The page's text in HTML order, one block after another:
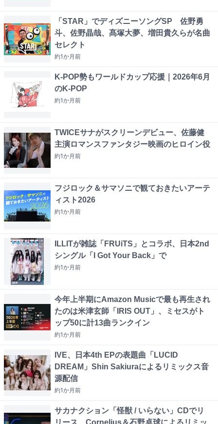
「STAR」でディズニーソングSP 佐野勇
斗、佐野晶哉、髙塚大夢、増田貴久らが名曲
セレクト
約1か月前
K-POP勢もワールドカップ応援｜2026年6月
のK-POP
約1か月前
TWICEサナがスクリーンデビュー、佐藤健
主演ロマンスファンタジー映画のヒロイン役
約1か月前
フジロック＆サマソニで観ておきたいアーテ
ィスト2026
約1か月前
ILLITが雑誌「FRUiTS」とコラボ、日本2nd
シングル「I Got Your Back」で
約1か月前
今年上半期にAmazon Musicで最も再生され
たのは米津玄師「IRIS OUT」、ミセスがト
ップ50に計13曲ランクイン
約1か月前
IVE、日本4th EPの表題曲「LUCID
DREAM」Shin Sakiuraによるリミックス音
源配信
約1か月前
サカナクション「怪獣 / いらない」CDでリ